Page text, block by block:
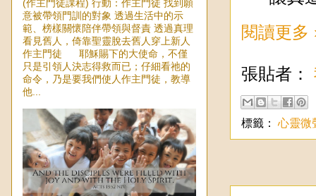
閱讀更多
張貼者：
標籤： 心靈微
(作主門徒課程) 行動：作主門徒 找到願
意被帶領門訓的對象 透過生活中的示
範、榜樣關懷陪伴帶領與督責 透過真理
看見舊人，倚靠聖靈脫去舊人穿上新人
作主門徒 耶穌賜下的大使命，不僅
只是引領人決志得救而已；仔細看祂的
命令，乃是要我們使人作主門徒，教導
他...